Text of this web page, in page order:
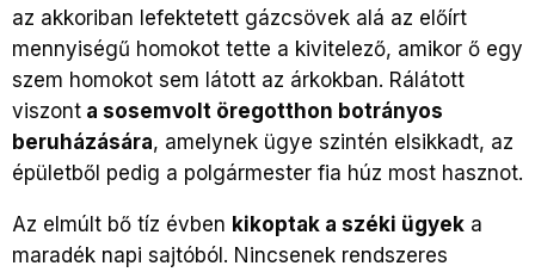
az akkoriban lefektetett gázcsövek alá az előírt
mennyiségű homokot tette a kivitelező, amikor ő egy
szem homokot sem látott az árkokban. Rálátott
viszont a sosemvolt öregotthon botrányos
beruházására, amelynek ügye szintén elsikkadt, az
épületből pedig a polgármester fia húz most hasznot.
Az elmúlt bő tíz évben kikoptak a széki ügyek a
maradék napi sajtóból. Nincsenek rendszeres